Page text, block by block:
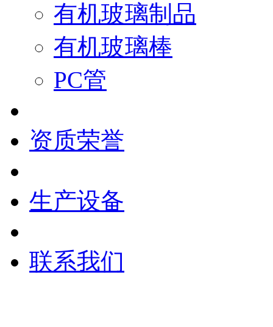
有机玻璃制品
有机玻璃棒
PC管
资质荣誉
生产设备
联系我们